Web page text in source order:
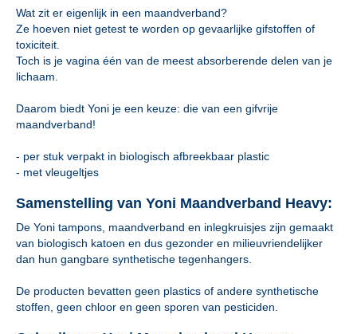
Wat zit er eigenlijk in een maandverband?
Ze hoeven niet getest te worden op gevaarlijke gifstoffen of
toxiciteit.
Toch is je vagina één van de meest absorberende delen van je
lichaam.
Daarom biedt Yoni je een keuze: die van een gifvrije
maandverband!
- per stuk verpakt in biologisch afbreekbaar plastic
- met vleugeltjes
Samenstelling van Yoni Maandverband Heavy:
De Yoni tampons, maandverband en inlegkruisjes zijn gemaakt
van biologisch katoen en dus gezonder en milieuvriendelijker
dan hun gangbare synthetische tegenhangers.
De producten bevatten geen plastics of andere synthetische
stoffen, geen chloor en geen sporen van pesticiden.